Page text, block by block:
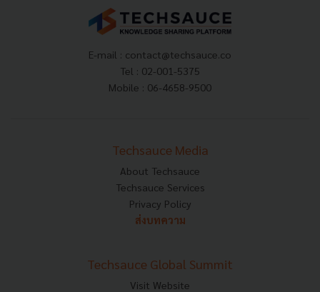
E-mail : contact@techsauce.co
Tel : 02-001-5375
Mobile : 06-4658-9500
Techsauce Media
About Techsauce
Techsauce Services
Privacy Policy
ส่งบทความ
Techsauce Global Summit
Visit Website